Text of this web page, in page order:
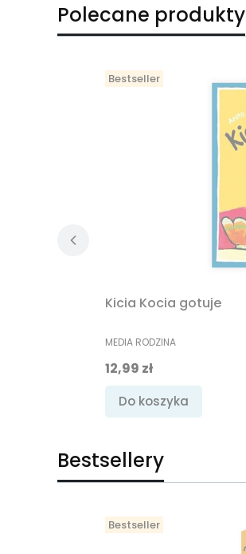
Polecane produkty
Bestseller
Kicia Kocia gotuje
PRODUCENT
MEDIA RODZINA
Cena
12,99 zł
Do koszyka
Bestsellery
Bestseller